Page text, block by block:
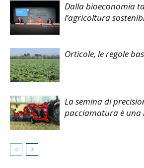
Dalla bioeconomia
l’agricoltura
Orticole, le regole
La semina di
pacciamatura è una